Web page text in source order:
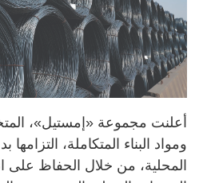
أعلنت مجموعة «إمستيل»،
ومواد البناء المتكاملة،
المحلية، من خلال الحفاظ على